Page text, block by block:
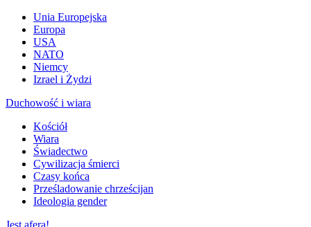
Unia Europejska
Europa
USA
NATO
Niemcy
Izrael i Żydzi
Duchowość i wiara
Kościół
Wiara
Świadectwo
Cywilizacja śmierci
Czasy końca
Prześladowanie chrześcijan
Ideologia gender
Jest afera!